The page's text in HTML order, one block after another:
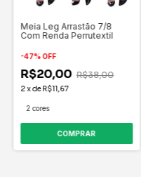
Meia Leg Arrastão 7/8
Com Renda Perrutextil
-47%OFF
R$20,00 R$38,00
2xdeR$11,67
2 cores
COMPRAR